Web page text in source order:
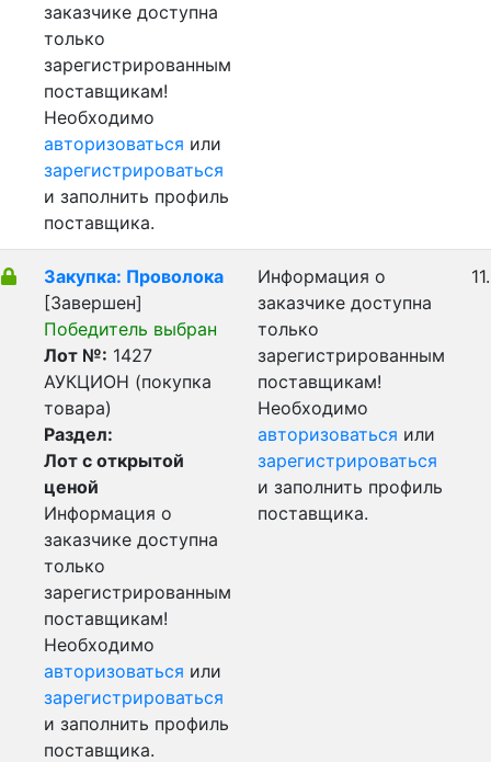
заказчике доступна
только
зарегистрированным
поставщикам!
Необходимо
авторизоваться или
зарегистрироваться
и заполнить профиль
поставщика.
Закупка: Проволока
[Завершен]
Победитель выбран
Лот №: 1427
АУКЦИОН (покупка
товара)
Раздел:
Лот с открытой
ценой
Информация о
заказчике доступна
только
зарегистрированным
поставщикам!
Необходимо
авторизоваться или
зарегистрироваться
и заполнить профиль
поставщика.
Информация о
заказчике доступна
только
зарегистрированным
поставщикам!
Необходимо
авторизоваться или
зарегистрироваться
и заполнить профиль
поставщика.